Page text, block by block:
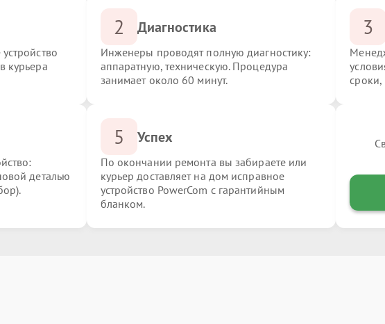
курьера
2 Диагностика
Инженеры проводят полную диагностику:
аппаратную, техническую. Процедура
занимает около 60 минут.
3
сроки,
деталью
5 Успех
По окончании ремонта вы забираете или
курьер доставляет на дом исправное
устройство PowerCom с гарантийным
бланком.